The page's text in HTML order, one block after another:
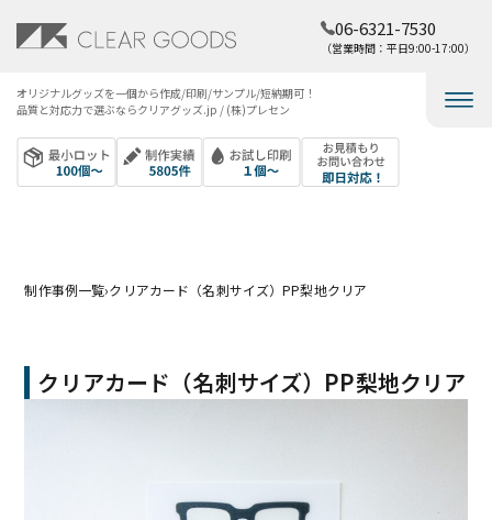
オリジナルグッズを​一個から​作成/印刷/サンプル/短納期可！​
品質と​対応力で​選ぶなら​クリアグッズ.jp / (株)プレセン
06-6321-7530
（営業時間：平日9:00-17:00）
制作事例一覧›クリアカード（名刺サイズ）PP梨地クリア
クリアカード（名刺サイズ）PP梨地クリア